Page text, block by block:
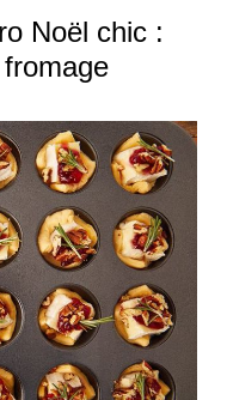
Noël chic :